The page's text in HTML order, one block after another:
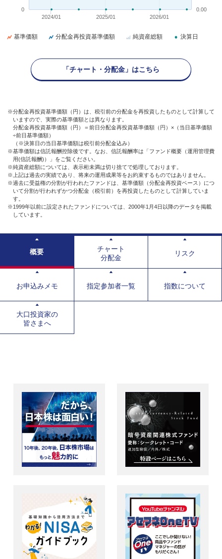
2024/01 2025/01 2026/01
0 0.00
基準価額 分配金再投資基準価額 純資産総額 決算日
「チャート・分配金」はこちら
※分配金再投資基準価額（円）は、税引前の分配金を再投資したものとして計算して
いますので、実際の基準価額とは異なります。
分配金再投資基準価額（円）＝前日分配金再投資基準価額（円）×（当日基準価額
÷前日基準価額）
（※決算日の当日基準価額は税引前分配金込み）
※基準価額は信託報酬控除後です。なお、信託報酬率は「ファンド概要（運用管理費
用(信託報酬)）」をご覧ください。
※純資産総額については、表示桁未満は切り捨てで処理しております。
※上記は過去の実績であり、将来の運用成果等をお約束するものではありません。
※過去に受益権の分割が行われたファンドは、基準価額（分配金再投資ベース）につ
いて分割が行われずかつ分配金（税引前）を再投資したものとして計算していま
す。
※1999年以前に設定されたファンドについては、2000年1月4日以降のデータを掲載
しています。
概要
チャート
分配金
リスク
お申込みメモ 指定参加者一覧 指数について
大口投資家の
皆さまへ